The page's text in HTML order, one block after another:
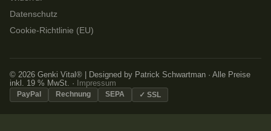
Datenschutz
Cookie-Richtlinie (EU)
© 2026 Genki Vital® | Designed by Patrick Schwartman · Alle Preise
inkl. 19 % MwSt. ·
Impressum
PayPal Rechnung SEPA ✓ SSL